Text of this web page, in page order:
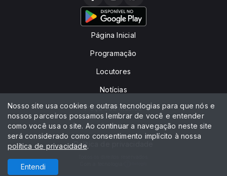
Página Inicial
Programação
Locutores
Notícias
Peça sua música
Contato
Política de privacidade
Nosso site usa cookies e outras tecnologias para que nós e
nossos parceiros possamos lembrar de você e entender
como você usa o site. Ao continuar a navegação neste site
será considerado como consentimento implícito à nossa
política de privacidade.
Entendi